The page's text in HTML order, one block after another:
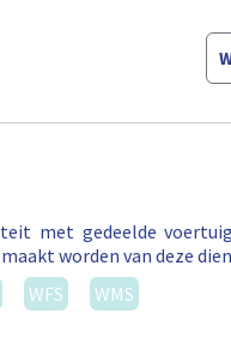
met gedeelde
worden van deze
WFS WMS